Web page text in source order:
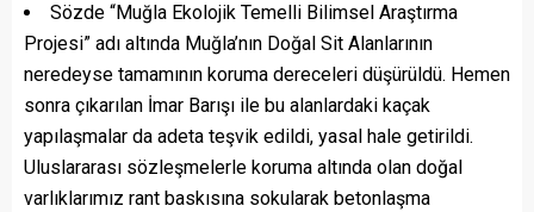
Sözde “Muğla Ekolojik Temelli Bilimsel Araştırma
Projesi” adı altında Muğla’nın Doğal Sit Alanlarının
neredeyse tamamının koruma dereceleri düşürüldü. Hemen
sonra çıkarılan İmar Barışı ile bu alanlardaki kaçak
yapılaşmalar da adeta teşvik edildi, yasal hale getirildi.
Uluslararası sözleşmelerle koruma altında olan doğal
varlıklarımız rant baskısına sokularak betonlaşma